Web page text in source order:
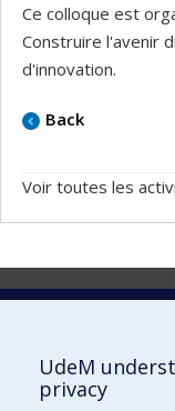
Ce colloque est
Construire l'avenir
d'innovation.
Back
Voir toutes les
Laboratoire
Vice-rectorat aux
UdeM
privacy